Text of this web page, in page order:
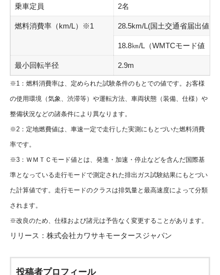
乗車定員 2名
燃料消費率（km/L）※1 28.5km/L(国土交通省届出値
18.8㎞/L（WMTCモード値
最小回転半径 2.9m
※1：燃料消費率は、定められた試験条件のもとでの値です。お客様
の使用環境（気象、渋滞等）や運転方法、車両状態（装備、仕様）や
整備状況などの諸条件により異なります。
※2：定地燃費値は、車速一定で走行した実測にもとづいた燃料消費
率です。
※3：ＷＭＴＣモード値とは、発進・加速・停止などを含んだ国際基
準となっている走行モードで測定された排出ガス試験結果にもとづい
た計算値です。走行モードのクラスは排気量と最高速度によって分類
されます。
※改良のため、仕様および諸元は予告なく変更することがあります。
リリース： 株式会社カワサキモータースジャパン
投稿者プロフィール